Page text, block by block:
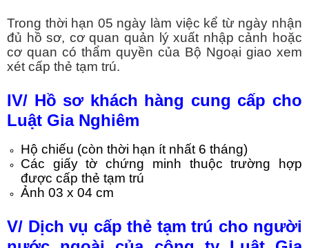
Trong thời hạn 05 ngày làm việc kể từ ngày nhận
đủ hồ sơ, cơ quan quản lý xuất nhập cảnh hoặc
cơ quan có thẩm quyền của Bộ Ngoại giao xem
xét cấp thẻ tạm trú.
IV/ Hồ sơ khách hàng cung cấp cho
Luật Gia Nghiêm
Hộ chiếu (còn thời hạn ít nhất 6 tháng)
Các giấy tờ chứng minh thuộc trường hợp
được cấp thẻ tạm trú
Ảnh 03 x 04 cm
V/ Dịch vụ cấp thẻ tạm trú cho người